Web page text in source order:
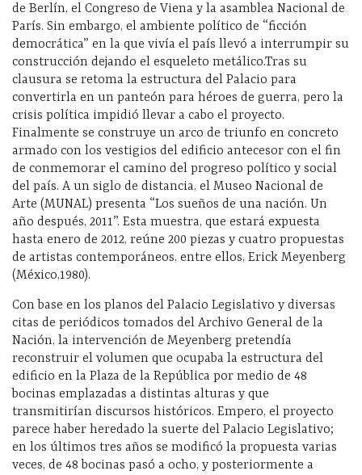
de Berlín, el Congreso de Viena y la asamblea Nacional de
París. Sin embargo, el ambiente político de “ficción
democrática” en la que vivía el país llevó a interrumpir su
construcción dejando el esqueleto metálico.Tras su
clausura se retoma la estructura del Palacio para
convertirla en un panteón para héroes de guerra, pero la
crisis política impidió llevar a cabo el proyecto.
Finalmente se construye un arco de triunfo en concreto
armado con los vestigios del edificio antecesor con el fin
de conmemorar el camino del progreso político y social
del país. A un siglo de distancia, el Museo Nacional de
Arte (MUNAL) presenta “Los sueños de una nación. Un
año después, 2011”. Esta muestra, que estará expuesta
hasta enero de 2012, reúne 200 piezas y cuatro propuestas
de artistas contemporáneos, entre ellos, Erick Meyenberg
(México,1980).
Con base en los planos del Palacio Legislativo y diversas
citas de periódicos tomados del Archivo General de la
Nación, la intervención de Meyenberg pretendía
reconstruir el volumen que ocupaba la estructura del
edificio en la Plaza de la República por medio de 48
bocinas emplazadas a distintas alturas y que
transmitirían discursos históricos. Empero, el proyecto
parece haber heredado la suerte del Palacio Legislativo;
en los últimos tres años se modificó la propuesta varias
veces, de 48 bocinas pasó a ocho, y posteriormente a